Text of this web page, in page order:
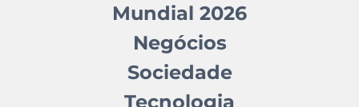
Mundial 2026
Negócios
Sociedade
Tecnologia